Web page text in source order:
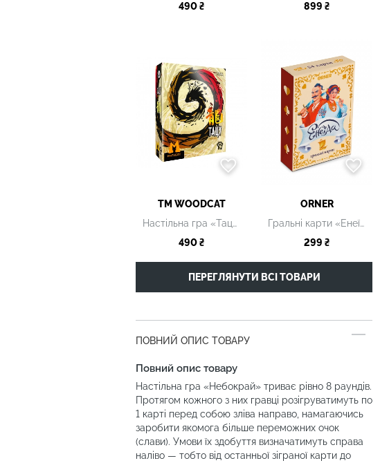
490 ₴
899 ₴
ТМ WOODCAT
Настільна гра «Тацу: Драконолови»
490 ₴
ORNER
Гральні карти «Енеїда»
299 ₴
ПЕРЕГЛЯНУТИ ВСІ ТОВАРИ
ПОВНИЙ ОПИС ТОВАРУ
Повний опис товару
Настільна гра «Небокрай» триває рівно 8 раундів.
Протягом кожного з них гравці розігруватимуть по
1 карті перед собою зліва направо, намагаючись
заробити якомога більше переможних очок
(слави). Умови їх здобуття визначатимуть справа
наліво — тобто від останньої зіграної карти до